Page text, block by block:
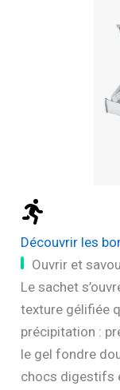
Découvrir les
Ouvrir et
Le sachet
texture gélifiée
précipitation :
le gel fondre
chocs digestifs